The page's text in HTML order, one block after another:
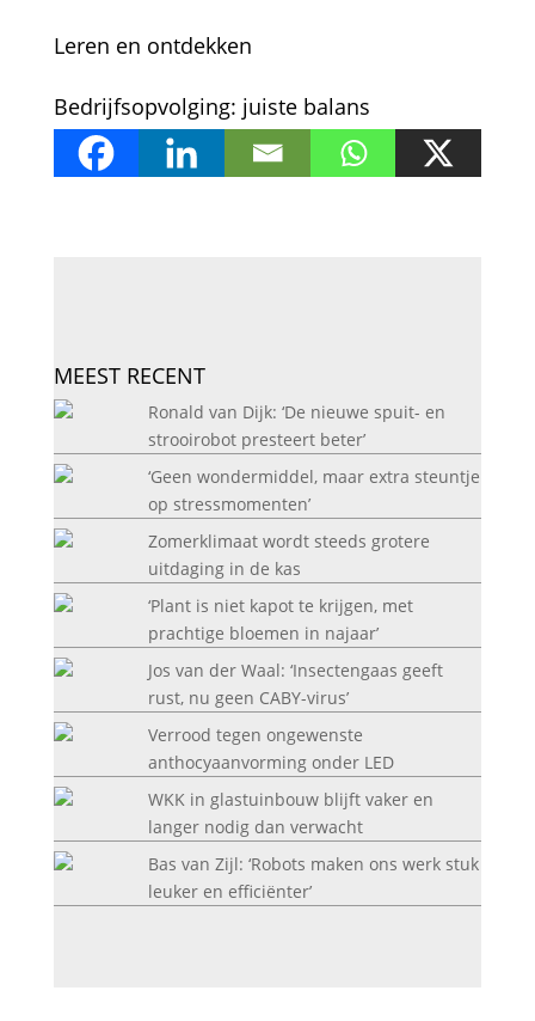
Leren en ontdekken
Bedrijfsopvolging: juiste balans
MEEST RECENT
Ronald van Dijk: ‘De nieuwe spuit- en
strooirobot presteert beter’
‘Geen wondermiddel, maar extra steuntje
op stressmomenten’
Zomerklimaat wordt steeds grotere
uitdaging in de kas
‘Plant is niet kapot te krijgen, met
prachtige bloemen in najaar’
Jos van der Waal: ‘Insectengaas geeft
rust, nu geen CABY-virus’
Verrood tegen ongewenste
anthocyaanvorming onder LED
WKK in glastuinbouw blijft vaker en
langer nodig dan verwacht
Bas van Zijl: ‘Robots maken ons werk stuk
leuker en efficiënter’